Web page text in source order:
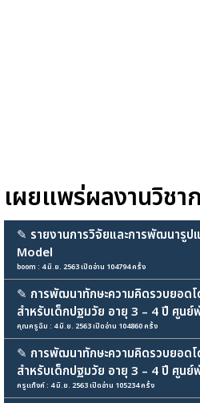
เผยแพร่ผลงานวิชา
✎ รายงานการวิจัยและการพัฒนารูป
Model
boom : 4 มิ.ย. 2563 เปิดอ่าน 104794 ครั้ง
✎ การพัฒนาทักษะความคิดรวบยอดโ
สำหรับเด็กปฐมวัย อายุ 3 – 4 ปี ศูน
คุณครูฉิม : 4 มิ.ย. 2563 เปิดอ่าน 104860 ครั้ง
✎ การพัฒนาทักษะความคิดรวบยอดโ
สำหรับเด็กปฐมวัย อายุ 3 – 4 ปี ศูน
ครูแท็งค์ : 4 มิ.ย. 2563 เปิดอ่าน 105234 ครั้ง